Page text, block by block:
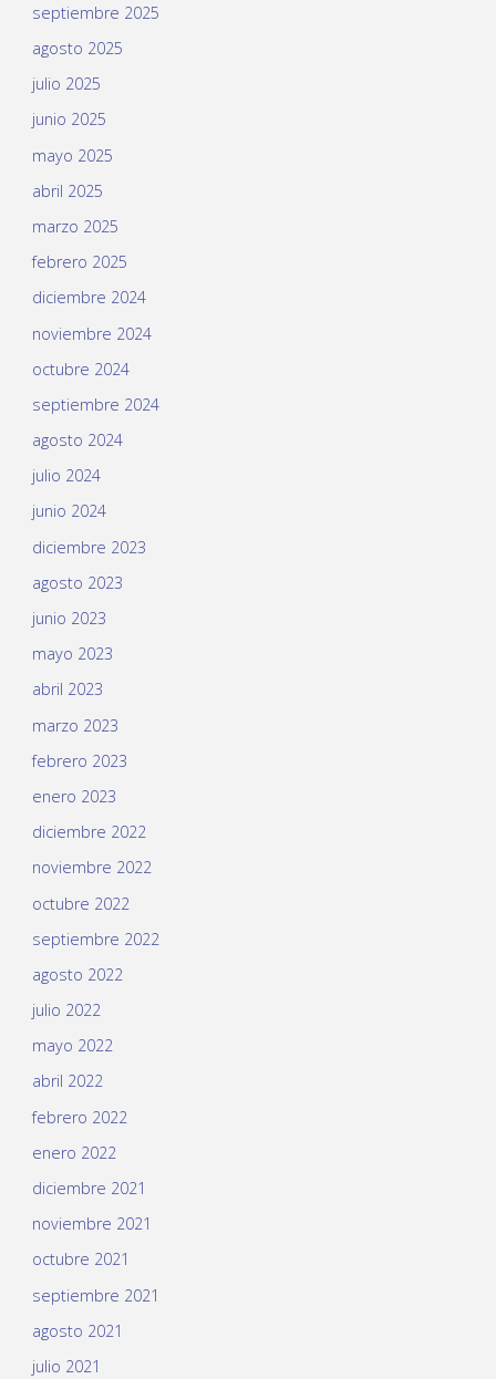
septiembre 2025
agosto 2025
julio 2025
junio 2025
mayo 2025
abril 2025
marzo 2025
febrero 2025
diciembre 2024
noviembre 2024
octubre 2024
septiembre 2024
agosto 2024
julio 2024
junio 2024
diciembre 2023
agosto 2023
junio 2023
mayo 2023
abril 2023
marzo 2023
febrero 2023
enero 2023
diciembre 2022
noviembre 2022
octubre 2022
septiembre 2022
agosto 2022
julio 2022
mayo 2022
abril 2022
febrero 2022
enero 2022
diciembre 2021
noviembre 2021
octubre 2021
septiembre 2021
agosto 2021
julio 2021